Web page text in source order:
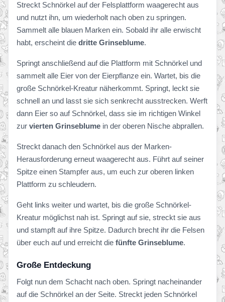
Streckt Schnörkel auf der Felsplattform waagerecht aus
und nutzt ihn, um wiederholt nach oben zu springen.
Sammelt alle blauen Marken ein. Sobald ihr alle erwischt
habt, erscheint die dritte Grinseblume.
Springt anschließend auf die Plattform mit Schnörkel und
sammelt alle Eier von der Eierpflanze ein. Wartet, bis die
große Schnörkel-Kreatur näherkommt. Springt, leckt sie
schnell an und lasst sie sich senkrecht ausstrecken. Werft
dann Eier so auf Schnörkel, dass sie im richtigen Winkel
zur vierten Grinseblume in der oberen Nische abprallen.
Streckt danach den Schnörkel aus der Marken-
Herausforderung erneut waagerecht aus. Führt auf seiner
Spitze einen Stampfer aus, um euch zur oberen linken
Plattform zu schleudern.
Geht links weiter und wartet, bis die große Schnörkel-
Kreatur möglichst nah ist. Springt auf sie, streckt sie aus
und stampft auf ihre Spitze. Dadurch brecht ihr die Felsen
über euch auf und erreicht die fünfte Grinseblume.
Große Entdeckung
Folgt nun dem Schacht nach oben. Springt nacheinander
auf die Schnörkel an der Seite. Streckt jeden Schnörkel